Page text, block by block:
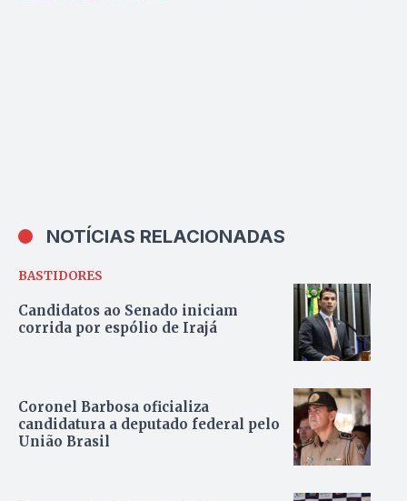
NOTÍCIAS RELACIONADAS
BASTIDORES
Candidatos ao Senado iniciam
corrida por espólio de Irajá
Coronel Barbosa oficializa
candidatura a deputado federal pelo
União Brasil